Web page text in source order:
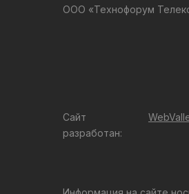
ООО «Технофорум
Сайт
разработан: